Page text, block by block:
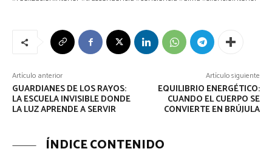
Artículo anterior
GUARDIANES DE LOS RAYOS:
LA ESCUELA INVISIBLE DONDE
LA LUZ APRENDE A SERVIR
Artículo siguiente
EQUILIBRIO ENERGÉTICO:
CUANDO EL CUERPO SE
CONVIERTE EN BRÚJULA
ÍNDICE CONTENIDO